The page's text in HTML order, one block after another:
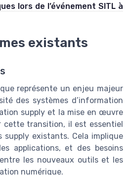
lors de l’événement SITL à
existants
représente un enjeu majeur
des systèmes d’information
supply et la mise en œuvre
cette transition, il est essentiel
existants. Cela implique
applications, et des besoins
les nouveaux outils et les
numérique.